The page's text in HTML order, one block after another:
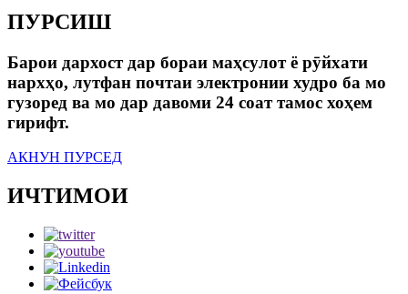
ПУРСИШ
Барои дархост дар бораи маҳсулот ё рӯйхати
нархҳо, лутфан почтаи электронии худро ба мо
гузоред ва мо дар давоми 24 соат тамос хоҳем
гирифт.
АКНУН ПУРСЕД
ИЧТИМОИ